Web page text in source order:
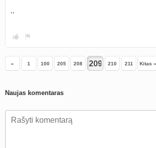
..
« 1 100 205 208 210 211 Kitas »
Naujas komentaras